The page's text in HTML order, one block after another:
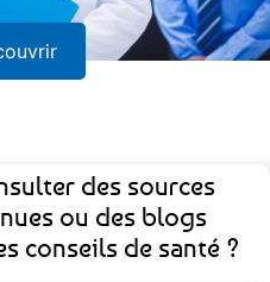
des sources
ou des blogs
conseils de santé ?